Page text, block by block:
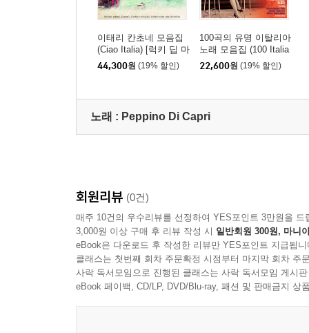
이태리 칸초네 모음집
(Ciao Italia) [럭키 딥 마
블 컬러 LP]
44,300원 (19% 할인)
100곡의 유명 이탈리아
노래 모음집 (100 Italia
n Hits)
22,600원 (19% 할인)
노래 : Peppino Di Capri
회원리뷰 (0건)
매주 10건의 우수리뷰를 선정하여 YES포인트 3만원을 드
3,000원 이상 구매 후 리뷰 작성 시 일반회원 300원, 마니
eBook은 다운로드 후 작성한 리뷰만 YES포인트 지급됩니
클래스는 첫번째 회차 주문확정 시점부터 마지막 회차 주
사락 독서모임으로 진행된 클래스는 사락 독서모임 게시
eBook 페이백, CD/LP, DVD/Blu-ray, 패션 및 판매금지 상